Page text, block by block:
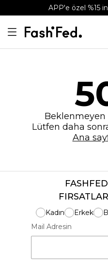
APP'e özel %15
Lütfen daha
Ana
Kadın Erkek
Mail Adresin